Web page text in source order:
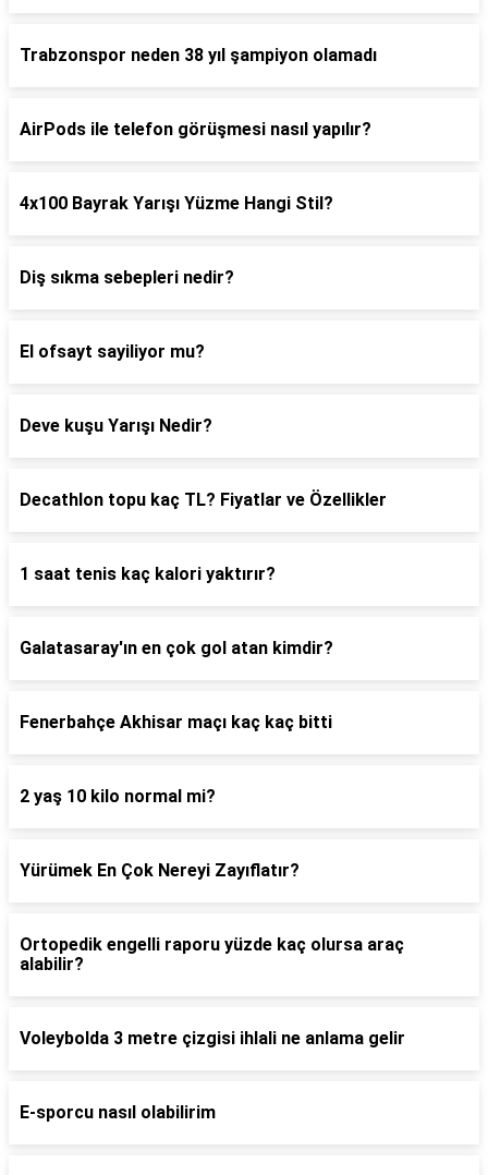
Trabzonspor neden 38 yıl şampiyon olamadı
AirPods ile telefon görüşmesi nasıl yapılır?
4x100 Bayrak Yarışı Yüzme Hangi Stil?
Diş sıkma sebepleri nedir?
El ofsayt sayiliyor mu?
Deve kuşu Yarışı Nedir?
Decathlon topu kaç TL? Fiyatlar ve Özellikler
1 saat tenis kaç kalori yaktırır?
Galatasaray'ın en çok gol atan kimdir?
Fenerbahçe Akhisar maçı kaç kaç bitti
2 yaş 10 kilo normal mi?
Yürümek En Çok Nereyi Zayıflatır?
Ortopedik engelli raporu yüzde kaç olursa araç
alabilir?
Voleybolda 3 metre çizgisi ihlali ne anlama gelir
E-sporcu nasıl olabilirim